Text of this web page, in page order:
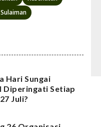
Hari Sungai
Diperingati Setiap
Juli?